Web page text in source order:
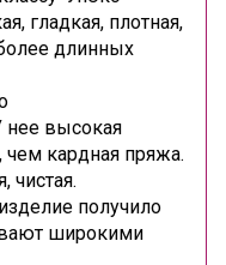
гладкая, плотная,
длинных
нее высокая
чем кардная пряжа.
чистая.
получило
широкими